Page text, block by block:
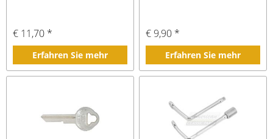
€ 11,70 *
Erfahren Sie mehr
€ 9,90 *
Erfahren Sie mehr